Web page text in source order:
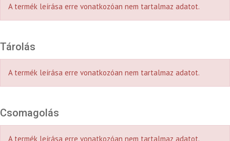
A termék leírása erre vonatkozóan nem tartalmaz adatot.
Tárolás
A termék leírása erre vonatkozóan nem tartalmaz adatot.
Csomagolás
A termék leírása erre vonatkozóan nem tartalmaz adatot.